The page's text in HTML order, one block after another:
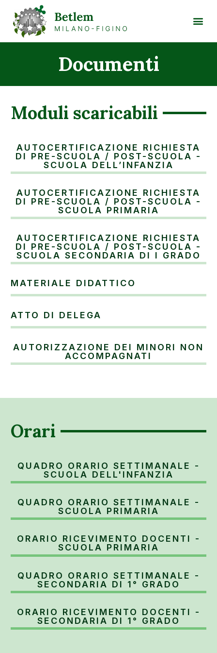
Documenti
Moduli scaricabili
AUTOCERTIFICAZIONE RICHIESTA
DI PRE-SCUOLA / POST-SCUOLA -
SCUOLA DELL’INFANZIA
AUTOCERTIFICAZIONE RICHIESTA
DI PRE-SCUOLA / POST-SCUOLA -
SCUOLA PRIMARIA
AUTOCERTIFICAZIONE RICHIESTA
DI PRE-SCUOLA / POST-SCUOLA -
SCUOLA SECONDARIA DI I GRADO
MATERIALE DIDATTICO
ATTO DI DELEGA
AUTORIZZAZIONE DEI MINORI NON
ACCOMPAGNATI
Orari
QUADRO ORARIO SETTIMANALE -
SCUOLA DELL'INFANZIA
QUADRO ORARIO SETTIMANALE -
SCUOLA PRIMARIA
ORARIO RICEVIMENTO DOCENTI -
SCUOLA PRIMARIA
QUADRO ORARIO SETTIMANALE -
SECONDARIA DI 1° GRADO
ORARIO RICEVIMENTO DOCENTI -
SECONDARIA DI 1° GRADO